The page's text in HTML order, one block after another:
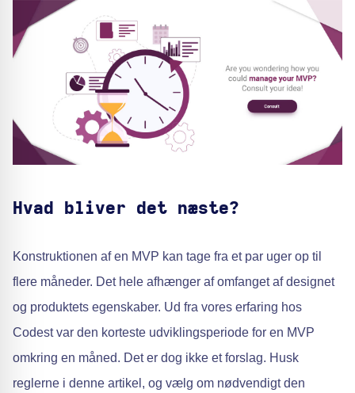
Hvad bliver det næste?
Konstruktionen af en MVP kan tage fra et par uger op til
flere måneder. Det hele afhænger af omfanget af designet
og produktets egenskaber. Ud fra vores erfaring hos
Codest var den korteste udviklingsperiode for en MVP
omkring en måned. Det er dog ikke et forslag. Husk
reglerne i denne artikel, og vælg om nødvendigt den